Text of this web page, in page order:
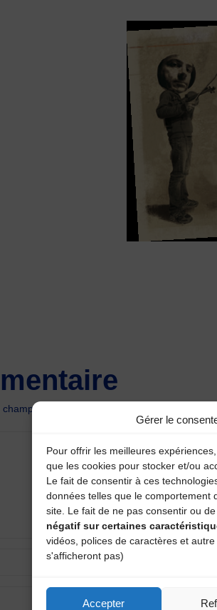
Gérer le
Pour offrir les meilleures
que les cookies pour stocker et/ou
Le fait de consentir à ces
données telles que le comportement
site. Le fait de ne pas consentir ou
négatif sur certaines
vidéos, polices de caractères et
s'afficheront pas)
Accepter
champs obligatoires sont indiqués avec